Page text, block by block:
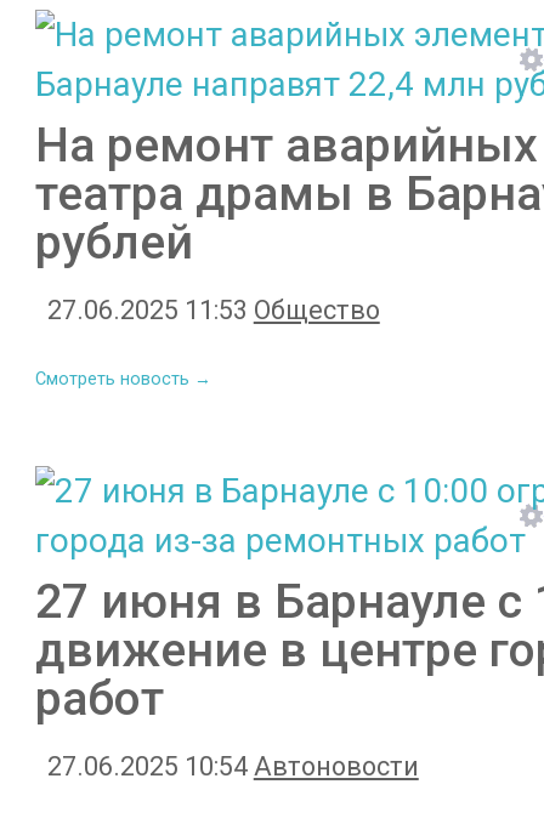
На ремонт
театра драмы в
рублей
27.06.2025 11:53 Общество
Смотреть новость →
27 июня в Барнауле с
движение в центре
работ
27.06.2025 10:54 Автоновости